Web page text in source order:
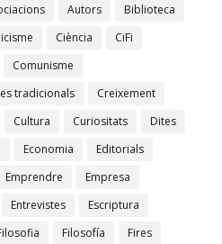
Autors
Biblioteca
Ciència
CiFi
Comunisme
tradicionals
Creixement
Cultura Curiositats
Dites
Economia
Editorials
Emprendre
Empresa
Entrevistes
Escriptura
Filosofía
Fires